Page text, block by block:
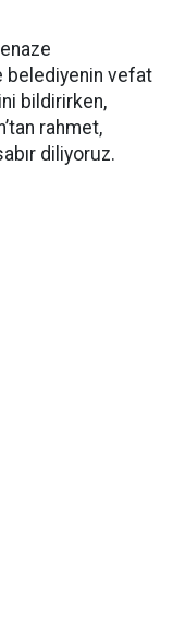
belediyenin vefat
bildirirken,
rahmet,
diliyoruz.